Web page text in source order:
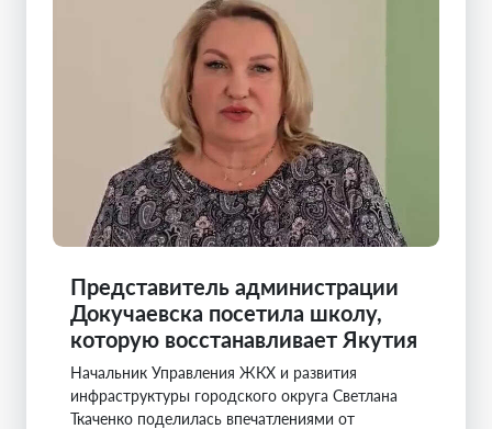
Представитель администрации
Докучаевска посетила школу,
которую восстанавливает Якутия
Начальник Управления ЖКХ и развития
инфраструктуры городского округа Светлана
Ткаченко поделилась впечатлениями от